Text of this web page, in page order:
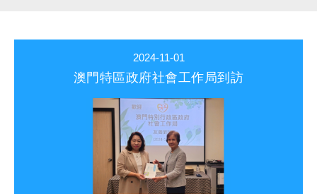
2024-11-01
澳門特區政府社會工作局到訪